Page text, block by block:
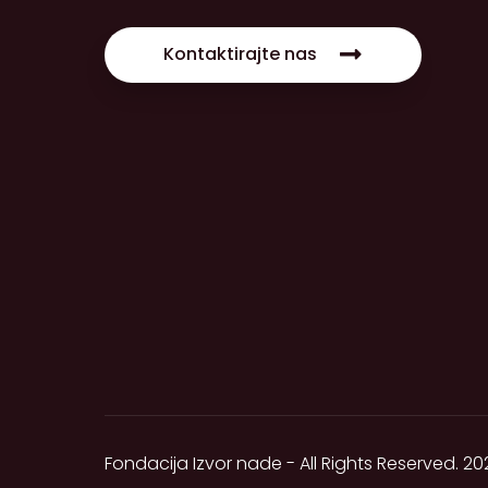
Kontaktirajte nas
Fondacija Izvor nade - All Rights Reserved.